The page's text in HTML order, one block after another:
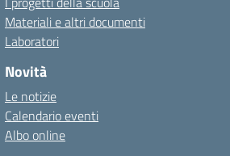
Materiali e altri documenti
Laboratori
Novità
Le notizie
Calendario eventi
Albo online